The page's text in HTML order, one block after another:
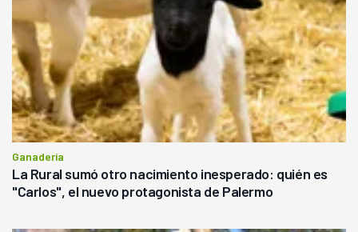
Ganadería
La Rural sumó otro nacimiento inesperado: quién es
"Carlos", el nuevo protagonista de Palermo